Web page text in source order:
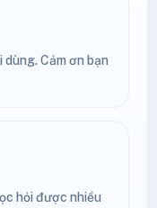
Cảm ơn bạn
hỏi được nhiều